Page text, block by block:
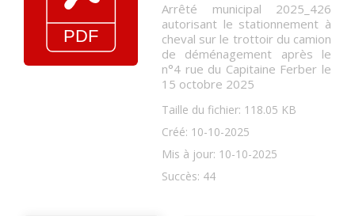
Arrêté municipal 2025_426
autorisant le stationnement à
cheval sur le trottoir du camion
de déménagement après le
n°4 rue du Capitaine Ferber le
15 octobre 2025
Taille du fichier: 118.05 KB
Créé: 10-10-2025
Mis à jour: 10-10-2025
Succès: 44